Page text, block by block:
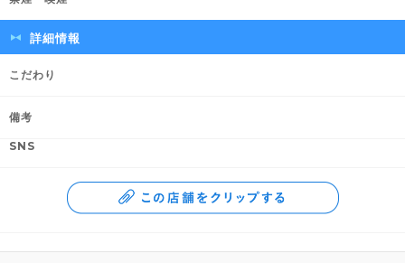
詳細情報
こだわり
備考
SNS